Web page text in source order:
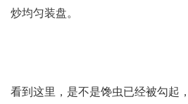
炒均匀装盘。
看到这里，是不是馋虫已经被勾起